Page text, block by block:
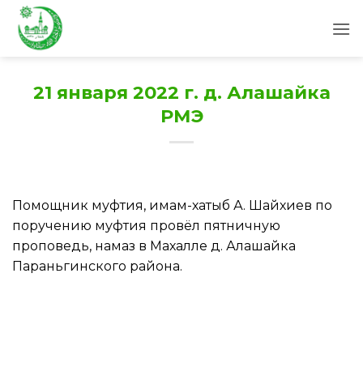
Skip
content
21 января 2022 г. д. Алашайка
РМЭ
Помощник муфтия, имам-хатыб А. Шайхиев по
поручению муфтия провёл пятничную
проповедь, намаз в Махалле д. Алашайка
Параньгинского района.